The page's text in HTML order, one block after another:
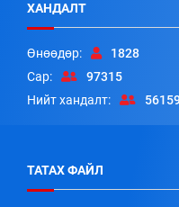
ХАНДАЛТ
Өнөөдөр:
1828
Сар:
97315
Нийт хандалт:
ТАТАХ ФАЙЛ